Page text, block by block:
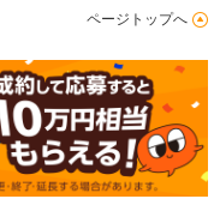
ページトップへ